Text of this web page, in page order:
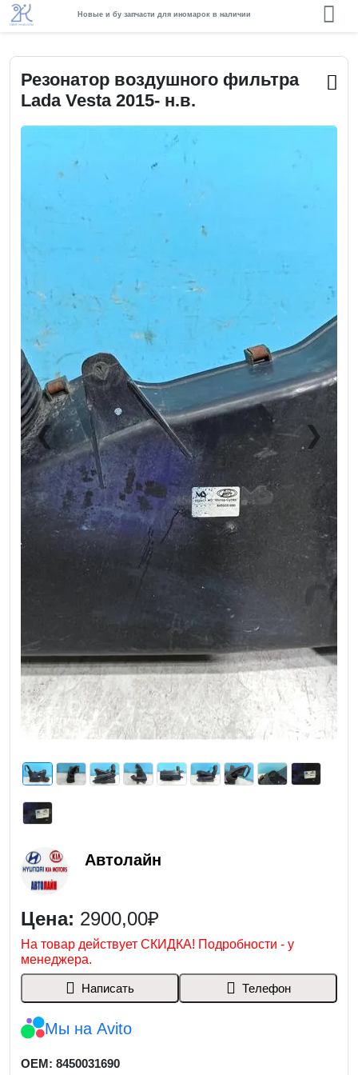
Новые и бу запчасти для иномарок в наличии
Резонатор воздушного фильтра
Lada Vesta 2015- н.в.
❮Previous ❯
Next
Автолайн
Цена: 2900,00₽
На товар действует СКИДКА! Подробности - у
менеджера.
Написать Телефон
Мы на Avito
OEM: 8450031690